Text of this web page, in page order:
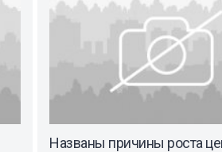
Названы причины роста